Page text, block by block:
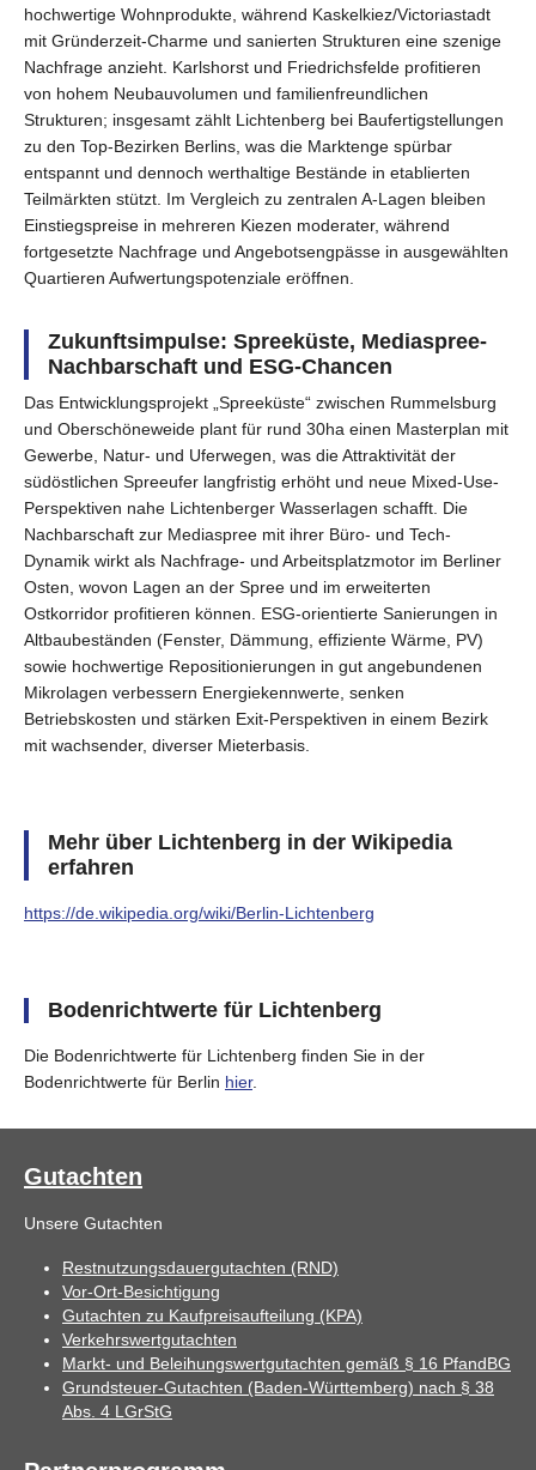
hochwertige Wohnprodukte, während Kaskelkiez/Victoriastadt
mit Gründerzeit-Charme und sanierten Strukturen eine szenige
Nachfrage anzieht. Karlshorst und Friedrichsfelde profitieren
von hohem Neubauvolumen und familienfreundlichen
Strukturen; insgesamt zählt Lichtenberg bei Baufertigstellungen
zu den Top-Bezirken Berlins, was die Marktenge spürbar
entspannt und dennoch werthaltige Bestände in etablierten
Teilmärkten stützt. Im Vergleich zu zentralen A-Lagen bleiben
Einstiegspreise in mehreren Kiezen moderater, während
fortgesetzte Nachfrage und Angebotsengpässe in ausgewählten
Quartieren Aufwertungspotenziale eröffnen.
Zukunftsimpulse: Spreeküste, Mediaspree-
Nachbarschaft und ESG-Chancen
Das Entwicklungsprojekt „Spreeküste“ zwischen Rummelsburg
und Oberschöneweide plant für rund 30ha einen Masterplan mit
Gewerbe, Natur- und Uferwegen, was die Attraktivität der
südöstlichen Spreeufer langfristig erhöht und neue Mixed-Use-
Perspektiven nahe Lichtenberger Wasserlagen schafft. Die
Nachbarschaft zur Mediaspree mit ihrer Büro- und Tech-
Dynamik wirkt als Nachfrage- und Arbeitsplatzmotor im Berliner
Osten, wovon Lagen an der Spree und im erweiterten
Ostkorridor profitieren können. ESG-orientierte Sanierungen in
Altbaubeständen (Fenster, Dämmung, effiziente Wärme, PV)
sowie hochwertige Repositionierungen in gut angebundenen
Mikrolagen verbessern Energiekennwerte, senken
Betriebskosten und stärken Exit-Perspektiven in einem Bezirk
mit wachsender, diverser Mieterbasis.
Mehr über Lichtenberg in der Wikipedia
erfahren
https://de.wikipedia.org/wiki/Berlin-Lichtenberg
Bodenrichtwerte für Lichtenberg
Die Bodenrichtwerte für Lichtenberg finden Sie in der
Bodenrichtwerte für Berlin hier.
Gutachten
Unsere Gutachten
Restnutzungsdauergutachten (RND)
Vor-Ort-Besichtigung
Gutachten zu Kaufpreisaufteilung (KPA)
Verkehrswertgutachten
Markt- und Beleihungswertgutachten gemäß § 16 PfandBG
Grundsteuer-Gutachten (Baden-Württemberg) nach § 38
Abs. 4 LGrStG